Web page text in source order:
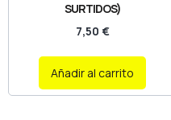
SURTIDOS)
7,50 €
Añadir al carrito